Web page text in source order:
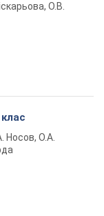
О.В.
Носов, О.А.